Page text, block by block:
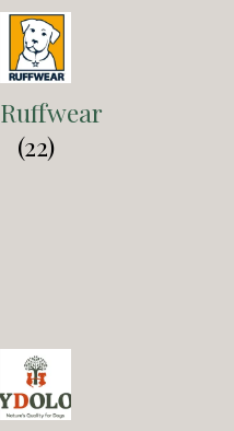
Ruffwear
(22)